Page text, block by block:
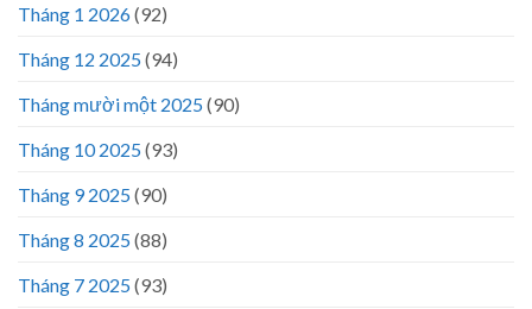
Tháng 1 2026(92)
Tháng 12 2025(94)
Tháng mười một 2025(90)
Tháng 10 2025(93)
Tháng 9 2025(90)
Tháng 8 2025(88)
Tháng 7 2025(93)